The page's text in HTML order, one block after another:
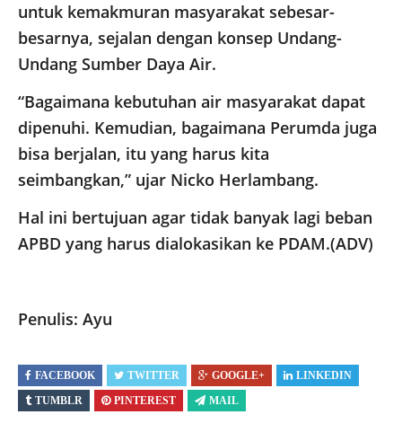
untuk kemakmuran masyarakat sebesar-
besarnya, sejalan dengan konsep Undang-
Undang Sumber Daya Air.
“Bagaimana kebutuhan air masyarakat dapat
dipenuhi. Kemudian, bagaimana Perumda juga
bisa berjalan, itu yang harus kita
seimbangkan,” ujar Nicko Herlambang.
Hal ini bertujuan agar tidak banyak lagi beban
APBD yang harus dialokasikan ke PDAM.(ADV)
Penulis: Ayu
FACEBOOK TWITTER GOOGLE+
LINKEDIN
TUMBLR
PINTEREST MAIL